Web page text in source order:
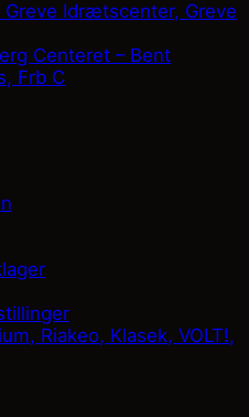
Idrætscenter, Greve
Centeret – Bent
Frb C
Riakeo, Klasek, VOLT!,